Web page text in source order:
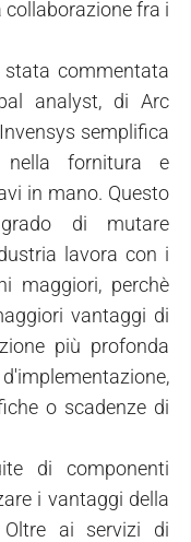
fra i
commentata
analyst, di Arc
semplifica
fornitura e
in mano. Questo
di mutare
lavora con i
maggiori, perchè
vantaggi di
più profonda
o scadenze di
di componenti
i vantaggi della
Oltre ai servizi di